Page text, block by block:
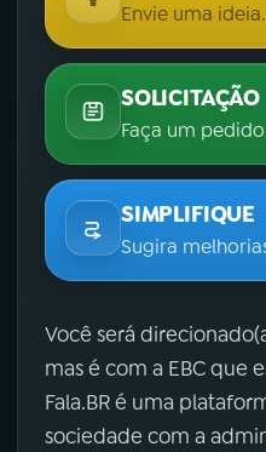
Envie uma ideia.
SOLICITAÇÃO
Faça um
SIMPLIFIQUE
Sugira
Você será
mas é com a EBC que
Fala.BR é uma
sociedade com a